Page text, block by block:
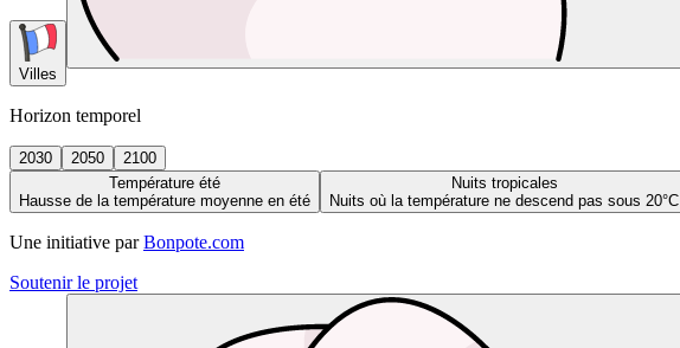
Villes
Horizon temporel
2030 2050
2100
Température été
Hausse de la température moyenne en été
Nuits tropicales
Nuits où la température ne descend pas sous 20°C
Une initiative par Bonpote.com
Soutenir le projet